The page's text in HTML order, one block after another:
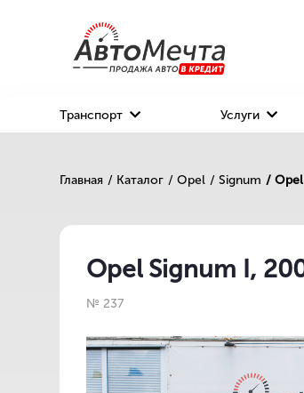
Транспорт Услуги
Главная / Каталог / Opel / Signum /
Opel Signum I,
№ 237